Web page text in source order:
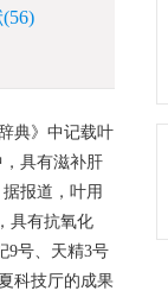
(56)
典》中记载叶
，具有滋补肝
据报道，叶用
，具有抗氧化
9号、天精3号
科技厅的成果